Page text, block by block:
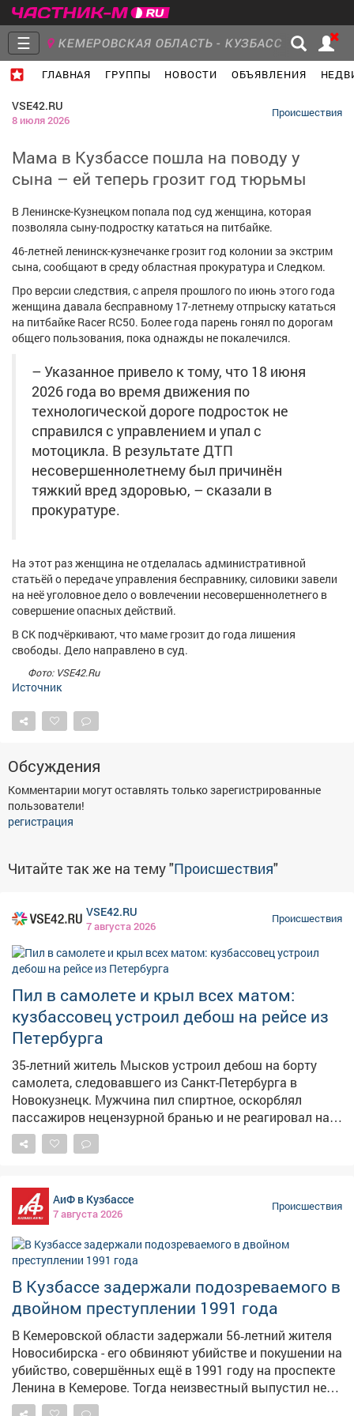
☰ КЕМЕРОВСКАЯ ОБЛАСТЬ - КУЗБАСС
ГЛАВНАЯ ГРУППЫ НОВОСТИ ОБЪЯВЛЕНИЯ
Объявления Недвижимость Услуги
Работа Транспорт Компании
Товары Поздравления
VSE42.RU
8 июля 2026
Происшествия
Мама в Кузбассе пошла на поводу у
сына – ей теперь грозит год тюрьмы
В Ленинске-Кузнецком попала под суд женщина, которая
позволяла сыну-подростку кататься на питбайке.
46-летней ленинск-кузнечанке грозит год колонии за экстрим
сына, сообщают в среду областная прокуратура и Следком.
Про версии следствия, с апреля прошлого по июнь этого года
женщина давала бесправному 17-летнему отпрыску кататься
на питбайке Racer RC50. Более года парень гонял по дорогам
общего пользования, пока однажды не покалечился.
– Указанное привело к тому, что 18 июня
2026 года во время движения по
технологической дороге подросток не
справился с управлением и упал с
мотоцикла. В результате ДТП
несовершеннолетнему был причинён
тяжкий вред здоровью, – сказали в
прокуратуре.
На этот раз женщина не отделалась административной
статьёй о передаче управления бесправнику, силовики завели
на неё уголовное дело о вовлечении несовершеннолетнего в
совершение опасных действий.
В СК подчёркивают, что маме грозит до года лишения
свободы. Дело направлено в суд.
Фото: VSE42.Ru
Источник
Обсуждения
Комментарии могут оставлять только зарегистрированные
пользователи!
регистрация
Читайте так же на тему "Происшествия"
VSE42.RU
7 августа 2026
Происшествия
Пил в самолете и крыл всех матом:
кузбассовец устроил дебош на рейсе из
Петербурга
35-летний житель Мысков устроил дебош на борту
самолета, следовавшего из Санкт-Петербурга в
Новокузнецк. Мужчина пил спиртное, оскорблял
пассажиров нецензурной бранью и не реагировал на
замечания экипажа. Сообщение о неадекватном
пассажире поступило в линейный пункт полиции в
рейсе, вылетевшем из Санкт-Петербурга.
Представитель авиакомпании отказал 35-летнему
жителю Мысков в дальнейшем перелете из-за его
поведения. Транспортные полицейские установили: в
ходе полета мужчина оскорблял окружающих с
замечания работников авиакомпании, проявлял
агрессию и распивал спиртные напитки прямо в
освидетельствование подтвердило алкогольное
опьянение. В отношении дебошира составили
протокол по ч. 1 ст. 20.1 КоАП РФ "Мелкое
хулиганство" и назначили административный штраф.
АиФ в Кузбассе
7 августа 2026
Происшествия
В Кузбассе задержали подозреваемого в
двойном преступлении 1991 года
В Кемеровской области задержали 56‑летний жителя
Новосибирска - его обвиняют убийстве и покушении на
убийство, совершённых ещё в 1991 году на проспекте
Ленина в Кемерове. Тогда неизвестный выпустил не
менее двух пуль из огнестрельного оружия в двух